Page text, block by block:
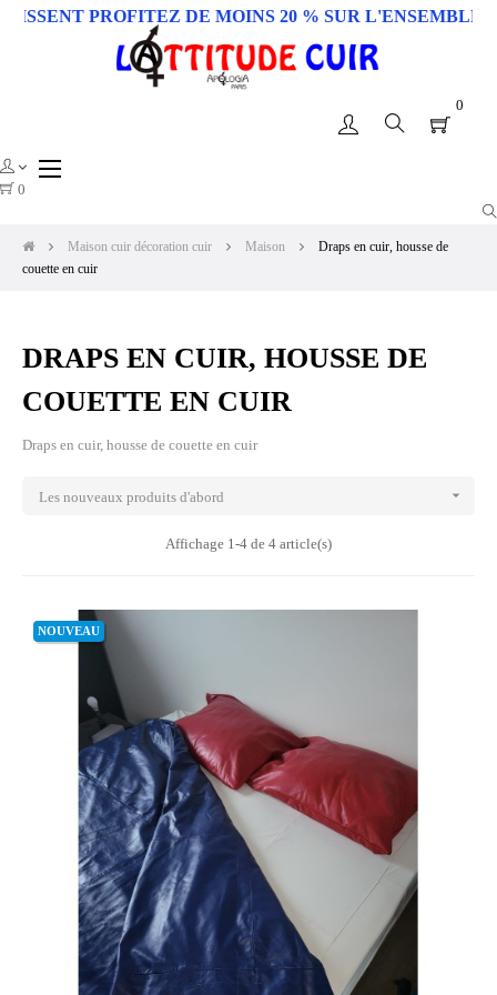
0
0
Basculer
☰
PROFITEZ DE MOINS 20 % SUR L'ENSEMBLE DU
Maison cuir décoration cuir Maison
Draps en cuir, housse de
couette en cuir
DRAPS EN CUIR, HOUSSE DE
COUETTE EN CUIR
Draps en cuir, housse de couette en cuir
Les nouveaux produits d'abord 
Affichage 1-4 de 4 article(s)
NOUVEAU